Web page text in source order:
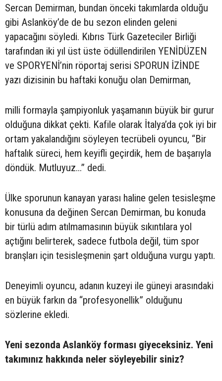
Sercan Demirman, bundan önceki takımlarda olduğu
gibi Aslanköy’de de bu sezon elinden geleni
yapacağını söyledi. Kıbrıs Türk Gazeteciler Birliği
tarafından iki yıl üst üste ödüllendirilen YENİDÜZEN
ve SPORYENİ’nin röportaj serisi SPORUN İZİNDE
yazı dizisinin bu haftaki konuğu olan Demirman,
milli formayla şampiyonluk yaşamanın büyük bir gurur
olduğuna dikkat çekti. Kafile olarak İtalya’da çok iyi bir
ortam yakalandığını söyleyen tecrübeli oyuncu, “Bir
haftalık süreci, hem keyifli geçirdik, hem de başarıyla
döndük. Mutluyuz...” dedi.
Ülke sporunun kanayan yarası haline gelen tesisleşme
konusuna da değinen Sercan Demirman, bu konuda
bir türlü adım atılmamasının büyük sıkıntılara yol
açtığını belirterek, sadece futbola değil, tüm spor
branşları için tesisleşmenin şart olduğuna vurgu yaptı.
Deneyimli oyuncu, adanın kuzeyi ile güneyi arasındaki
en büyük farkın da “profesyonellik” olduğunu
sözlerine ekledi.
Yeni sezonda Aslanköy forması giyeceksiniz. Yeni
takımınız hakkında neler söyleyebilir siniz?